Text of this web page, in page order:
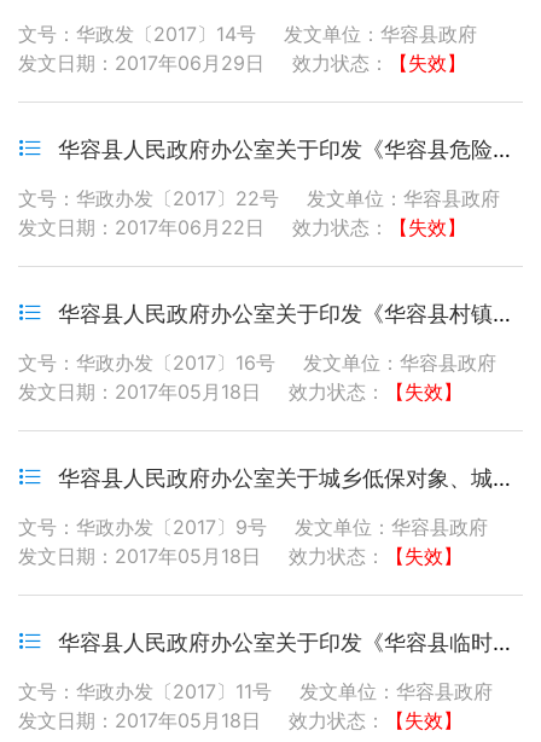
文号：华政发〔2017〕14号
发文单位：华容县政府
发文日期：2017年06月29日
效力状态： 【失效】
华容县人民政府办公室关于印发《华容县危险化学品安全综合治理实施方案》的通知
文号：华政办发〔2017〕22号
发文单位：华容县政府
发文日期：2017年06月22日
效力状态： 【失效】
华容县人民政府办公室关于印发《华容县村镇规划管理办法》的通知
文号：华政办发〔2017〕16号
发文单位：华容县政府
发文日期：2017年05月18日
效力状态： 【失效】
华容县人民政府办公室关于城乡低保对象、城乡特困人员享受有关优惠政策的通知
文号：华政办发〔2017〕9号
发文单位：华容县政府
发文日期：2017年05月18日
效力状态： 【失效】
华容县人民政府办公室关于印发《华容县临时救助实施办法》的通知
文号：华政办发〔2017〕11号
发文单位：华容县政府
发文日期：2017年05月18日
效力状态： 【失效】